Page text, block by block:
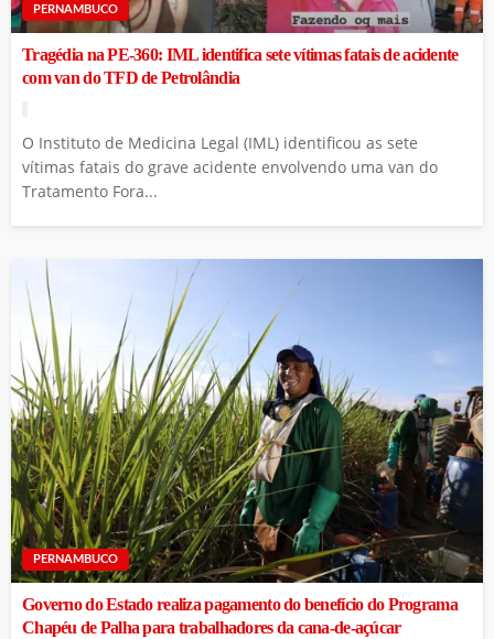
PERNAMBUCO
Tragédia na PE-360: IML identifica sete vítimas fatais de acidente
com van do TFD de Petrolândia
O Instituto de Medicina Legal (IML) identificou as sete
vítimas fatais do grave acidente envolvendo uma van do
Tratamento Fora...
PERNAMBUCO
Governo do Estado realiza pagamento do benefício do Programa
Chapéu de Palha para trabalhadores da cana-de-açúcar